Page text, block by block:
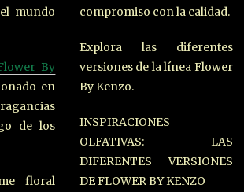
mundo
By
en
de los
floral
compromiso con la calidad.
Explora las diferentes
versiones de la línea Flower
By Kenzo.
INSPIRACIONES
OLFATIVAS: LAS
DIFERENTES VERSIONES
DE FLOWER BY KENZO